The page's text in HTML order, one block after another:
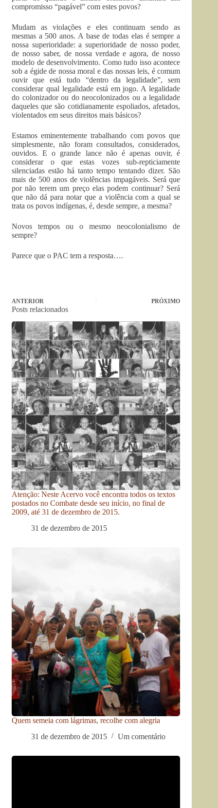
compromisso “pagável” com estes povos?
Mudam as violações e eles continuam sendo as
mesmas a 500 anos. A base de todas elas é sempre a
nossa superioridade: a superioridade de nosso poder,
de nosso saber, de nossa verdade e agora, de nosso
modelo de desenvolvimento. Como tudo isso acontece
sob a égide de nossa moral e das nossas leis, é comum
ouvir que está tudo “dentro da legalidade”, sem
considerar qual legalidade está em jogo. A legalidade
do colonizador ou do neocolonizados ou a legalidade
daqueles que são cotidianamente espoliados, afetados,
violentados em seus direitos mais básicos?
Estamos eminentemente trabalhando com povos que
simplesmente, não foram consultados, considerados,
ouvidos. E o grande lance não é apenas ouvir, é
considerar o que estas vozes sub-repticiamente
silenciadas estão há tanto tempo tentando dizer. São
mais de 500 anos de violências impagáveis. Será que
por não terem um preço elas podem continuar? Será
que não dá para notar que a violência com a qual se
trata os povos indígenas, é, desde sempre, a mesma?
Novos tempos ou o mesmo neocolonialismo de
sempre?
Parece que o PAC tem a resposta….
ANTERIOR PRÓXIMO
Posts relacionados
Atenção: Neste Acervo você encontra todos os textos
postados no Combate desde seu início, no final de
2009, até 31 de dezembro de 2015.
31 de dezembro de 2015
Quem semeia com lágrimas, recolhe com alegria
31 de dezembro de 2015
Um comentário